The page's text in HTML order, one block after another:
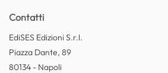
Contatti
EdiSES Edizioni S.r.l.
Piazza Dante, 89
80134 - Napoli